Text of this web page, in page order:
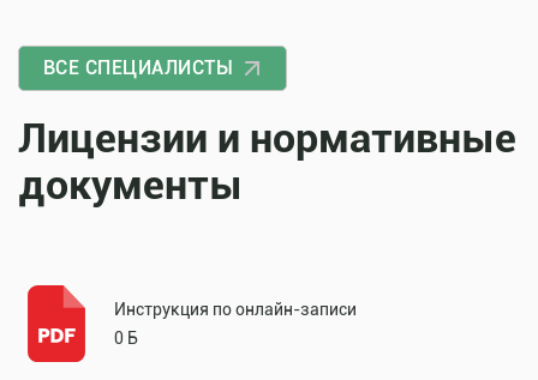
ВСЕ СПЕЦИАЛИСТЫ
Лицензии и нормативные
документы
Инструкция по онлайн-записи
0 Б